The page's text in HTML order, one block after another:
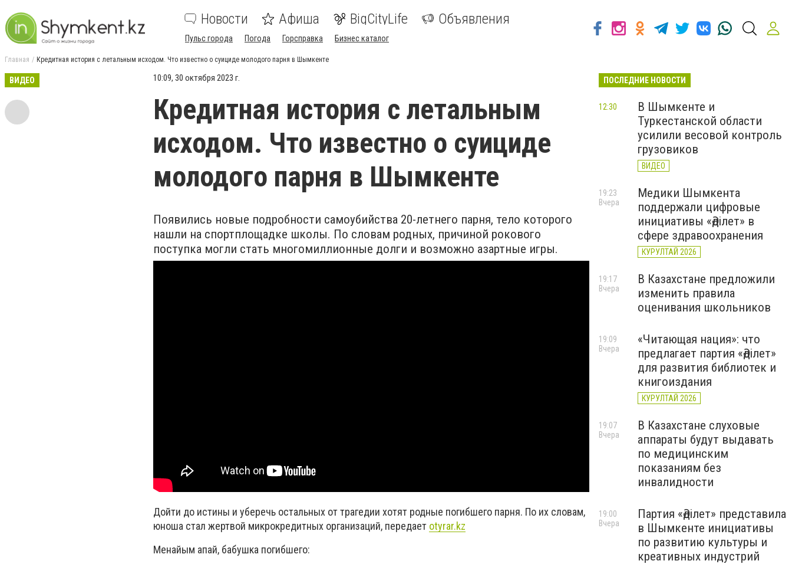
Новости Афиша BigCityLife Объявления
Пульс города Погода Горсправка Бизнес каталог
Главная Кредитная история с летальным исходом. Что известно о суициде молодого парня в Шымкенте
ВИДЕО 10:09, 30 октября 2023 г.
Кредитная история с летальным
исходом. Что известно о суициде
молодого парня в Шымкенте
Появились новые подробности самоубийства 20-летнего парня, тело которого
нашли на спортплощадке школы. По словам родных, причиной рокового
поступка могли стать многомиллионные долги и возможно азартные игры.
Дойти до истины и уберечь остальных от трагедии хотят родные погибшего парня. По их словам,
юноша стал жертвой микрокредитных организаций, передает otyrar.kz
Менайым апай, бабушка погибшего:
ПОСЛЕДНИЕ НОВОСТИ
В Шымкенте и
Туркестанской области
усилили весовой контроль
грузовиков
ВИДЕО
12:30
Медики Шымкента
поддержали цифровые
инициативы «Әділет» в
сфере здравоохранения
КУРУЛТАЙ 2026
19:23
Вчера
В Казахстане предложили
изменить правила
оценивания школьников
19:17
Вчера
«Читающая нация»: что
предлагает партия «Әділет»
для развития библиотек и
книгоиздания
КУРУЛТАЙ 2026
19:09
Вчера
В Казахстане слуховые
аппараты будут выдавать
по медицинским
показаниям без
инвалидности
19:07
Вчера
Партия «Әділет» представила
в Шымкенте инициативы
по развитию культуры и
креативных индустрий
19:00
Вчера